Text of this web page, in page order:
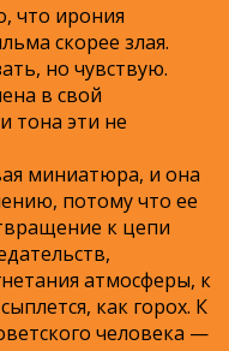
что ирония
скорее злая.
но чувствую.
в свой
тона эти не
миниатюра, и она
потому что ее
к цепи
атмосферы, к
как горох. К
человека —